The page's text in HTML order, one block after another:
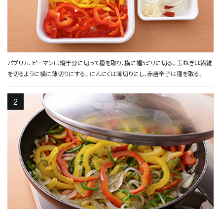
パプリカ、ピーマンは縦半分に切って種を取り、横に幅5ミリに切る。玉ねぎは繊維
を切るように横に薄切りにする。にんにくは薄切りにし、赤唐辛子は種を取る。